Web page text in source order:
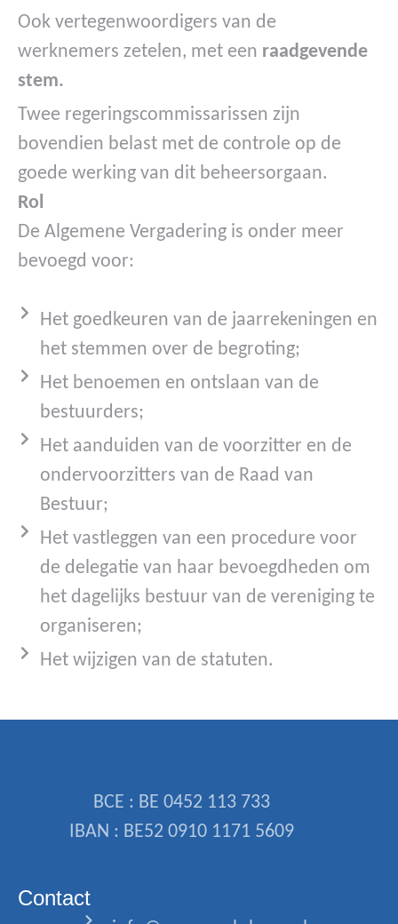
Ook vertegenwoordigers van de
werknemers zetelen, met een raadgevende
stem.
Twee regeringscommissarissen zijn
bovendien belast met de controle op de
goede werking van dit beheersorgaan.
Rol
De Algemene Vergadering is onder meer
bevoegd voor:
Het goedkeuren van de jaarrekeningen en
het stemmen over de begroting;
Het benoemen en ontslaan van de
bestuurders;
Het aanduiden van de voorzitter en de
ondervoorzitters van de Raad van
Bestuur;
Het vastleggen van een procedure voor
de delegatie van haar bevoegdheden om
het dagelijks bestuur van de vereniging te
organiseren;
Het wijzigen van de statuten.
BCE : BE 0452 113 733
IBAN : BE52 0910 1171 5609
Contact